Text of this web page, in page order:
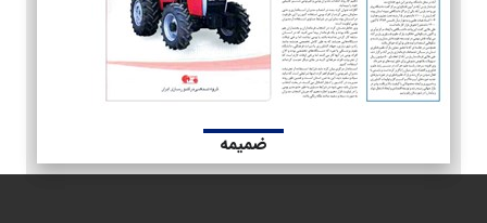
ضمیمه